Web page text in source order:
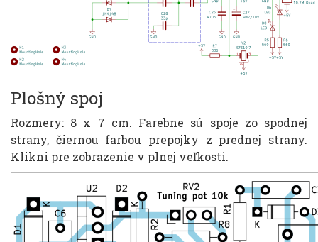
Plošný spoj
Rozmery: 8 x 7 cm. Farebne sú spoje zo spodnej
strany, čiernou farbou prepojky z prednej strany.
Klikni pre zobrazenie v plnej veľkosti.